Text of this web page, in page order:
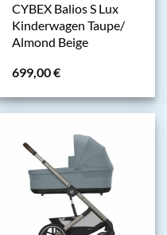
CYBEX Balios S Lux
Kinderwagen Taupe/
Almond Beige
699,00€